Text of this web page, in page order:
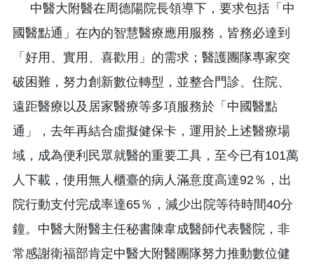
中醫大附醫在周德陽院長領導下，要求包括「中
國醫點通」在內的智慧醫療應用服務，皆務必達到
「好用、實用、喜歡用」的需求；醫護團隊專家突
破困難，努力創新數位轉型，並整合門診、住院、
遠距醫療以及居家醫療等多項服務於「中國醫點
通」，去年再結合虛擬健保卡，運用於上述醫療場
域，成為便利民眾就醫的重要工具，至今已有101萬
人下載，使用無人櫃臺的病人滿意度高達92％，出
院行動支付完成率達65％，減少出院等待時間40分
鐘。中醫大附醫主任秘書陳韋成醫師代表醫院，非
常感謝衛福部肯定中醫大附醫團隊努力推動數位健